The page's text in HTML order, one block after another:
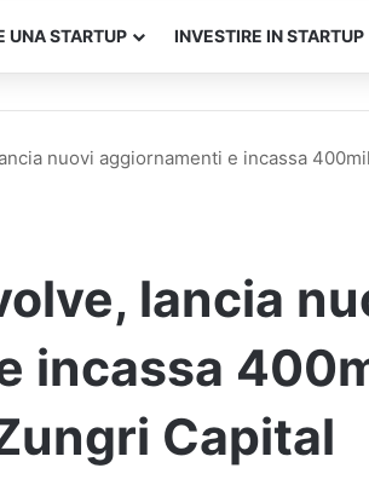
UNA STARTUP INVESTIRE IN STARTUP
nuovi aggiornamenti e incassa
lancia
incassa
Capital